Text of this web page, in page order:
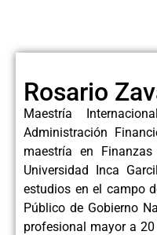
Rosario
Maestría
Administración
maestría en
Universidad Inca
estudios en el campo
Público de Gobierno
profesional mayor a